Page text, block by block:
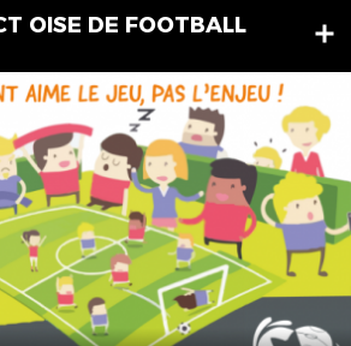
OISE DE FOOTBALL